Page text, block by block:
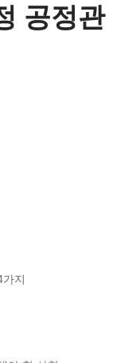
공정관
지